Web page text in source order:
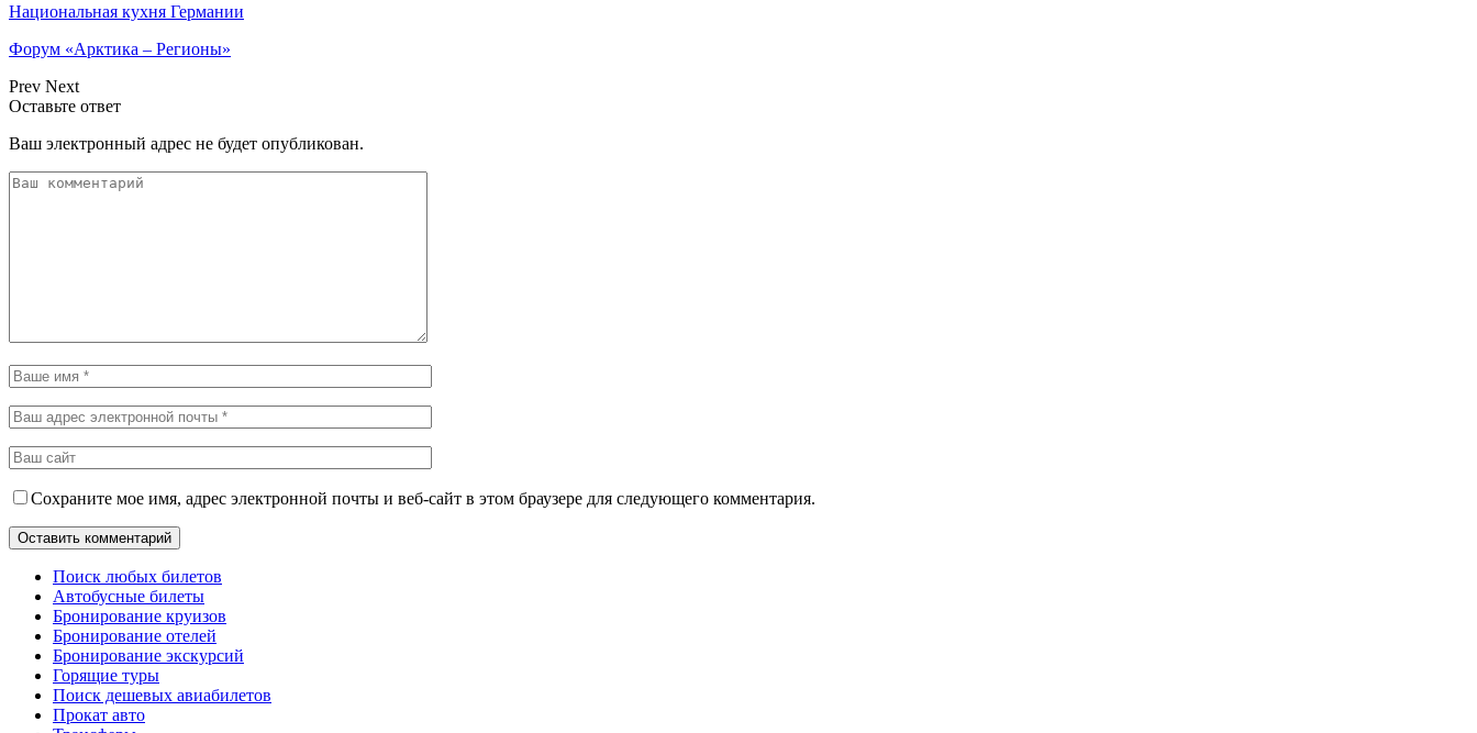
Национальная кухня Германии
Форум «Арктика – Регионы»
Prev Next
Оставьте ответ
Ваш электронный адрес не будет опубликован.
Сохраните мое имя, адрес электронной почты и веб-сайт в этом браузере для следующего комментария.
Поиск любых билетов
Автобусные билеты
Бронирование круизов
Бронирование отелей
Бронирование экскурсий
Горящие туры
Поиск дешевых авиабилетов
Прокат авто